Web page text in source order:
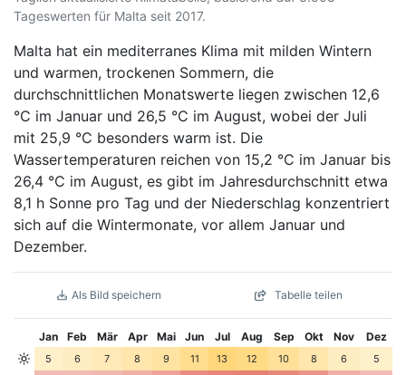
Tageswerten für Malta seit 2017.
Malta hat ein mediterranes Klima mit milden Wintern
und warmen, trockenen Sommern, die
durchschnittlichen Monatswerte liegen zwischen 12,6
°C im Januar und 26,5 °C im August, wobei der Juli
mit 25,9 °C besonders warm ist. Die
Wassertemperaturen reichen von 15,2 °C im Januar bis
26,4 °C im August, es gibt im Jahresdurchschnitt etwa
8,1 h Sonne pro Tag und der Niederschlag konzentriert
sich auf die Wintermonate, vor allem Januar und
Dezember.
Als Bild speichern Tabelle teilen
Jan Feb Mär Apr Mai Jun Jul Aug Sep Okt Nov Dez
5 6 7 8 9 11 13 12 10 8 6
5